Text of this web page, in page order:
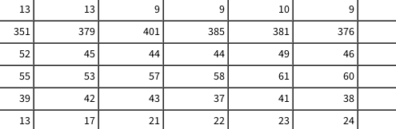
13 13 9 9 10
9
351 379 401 385 381
376
52 45 44 44 49
46
55 53 57 58 61
60
39 42 43 37 41
38
13 17 21 22 23
24